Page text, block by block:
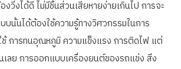
วิ่งได้ดี ไม่มีชิ้นส่วนเสียหายง่ายเกินไป การจะ
บนั้นได้ต้องใช้ความรู้ทางวิศวกรรมในการ
การทนอุณหภูมิ ความแข็งแรง การติดไฟ แต่
เลย การออกแบบเครื่องยนต์ของรถแข่ง สิ่ง